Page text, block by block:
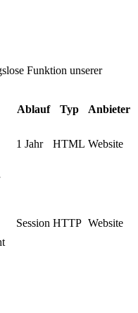
Funktion unserer
Ablauf Typ Anbieter
1 Jahr HTML Website
Session HTTP Website